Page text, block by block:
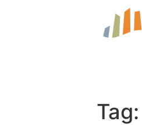
Tag: